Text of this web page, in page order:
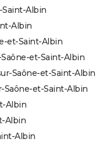
Saint-Albin
Albin
et-Saint-Albin
et-Saint-Albin
Saône-et-Saint-Albin
Saône-et-Saint-Albin
Albin
Albin
Albin